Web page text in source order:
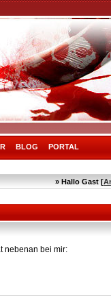
BLOG PORTAL
» Hallo Gast [
nebenan bei mir: